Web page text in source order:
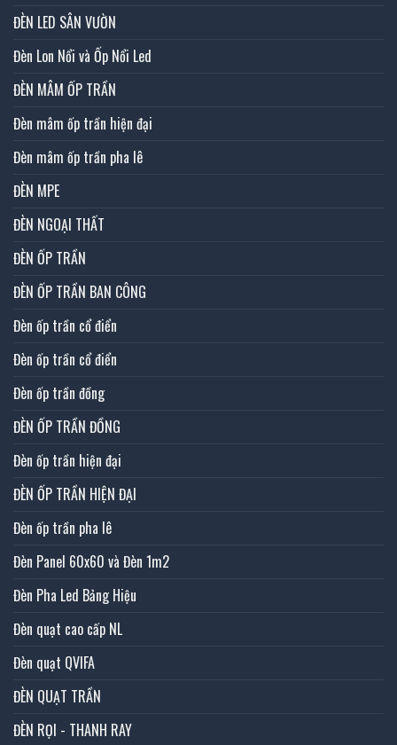
ĐÈN LED SÂN VƯỜN
Đèn Lon Nổi và Ốp Nổi Led
ĐÈN MÂM ỐP TRẦN
Đèn mâm ốp trần hiện đại
Đèn mâm ốp trần pha lê
ĐÈN MPE
ĐÈN NGOẠI THẤT
ĐÈN ỐP TRẦN
ĐÈN ỐP TRẦN BAN CÔNG
Đèn ốp trần cổ điển
Đèn ốp trần cổ điển
Đèn ốp trần đồng
ĐÈN ỐP TRẦN ĐỒNG
Đèn ốp trần hiện đại
ĐÈN ỐP TRẦN HIỆN ĐẠI
Đèn ốp trần pha lê
Đèn Panel 60x60 và Đèn 1m2
Đèn Pha Led Bảng Hiệu
Đèn quạt cao cấp NL
Đèn quạt QVIFA
ĐÈN QUẠT TRẦN
ĐÈN RỌI - THANH RAY